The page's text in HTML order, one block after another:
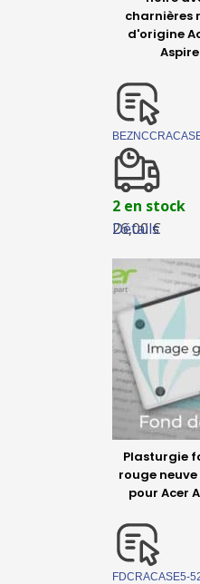
Détails
charnières
d'origine
2 en stock
26,00 €
Plasturgie
rouge
pour Acer
FDCRACASE5-